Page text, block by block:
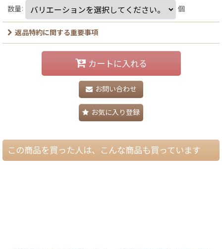
数量: 個
返品特約に関する重要事項
カートに入れる
お問い合わせ
お気に入り登録
この商品を買った人は、こんな商品も買っています